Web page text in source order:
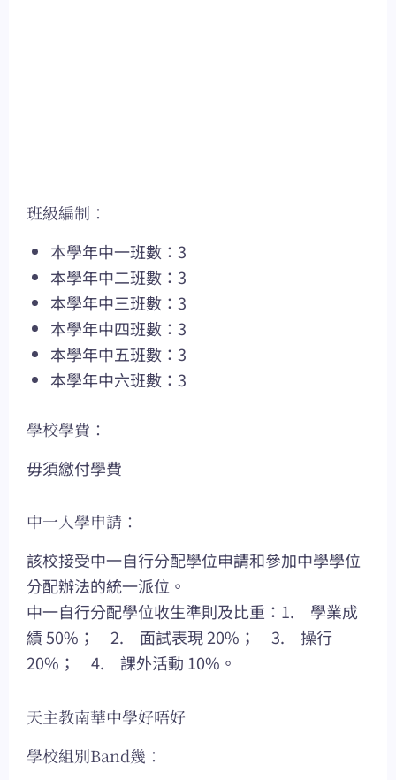
班級編制：
本學年中一班數：3
本學年中二班數：3
本學年中三班數：3
本學年中四班數：3
本學年中五班數：3
本學年中六班數：3
學校學費：
毋須繳付學費
中一入學申請：
該校接受中一自行分配學位申請和參加中學學位
分配辦法的統一派位。
中一自行分配學位收生準則及比重：1. 學業成
績 50%； 2. 面試表現 20%； 3. 操行
20%； 4. 課外活動 10%。
天主教南華中學好唔好
學校組別Band幾：